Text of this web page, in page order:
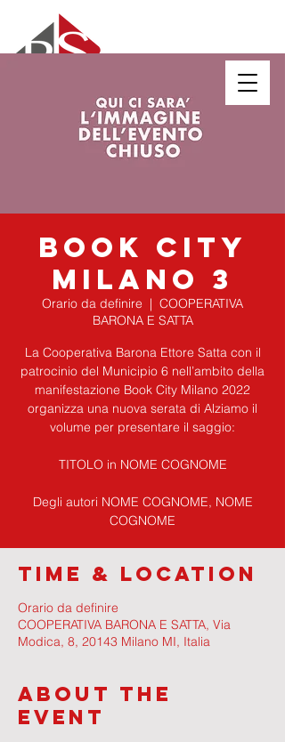
BOOK CITY
MILANO 3
Orario da definire
  |
COOPERATIVA
BARONA E SATTA
La Cooperativa Barona Ettore Satta con il
patrocinio del Municipio 6 nell’ambito della
manifestazione Book City Milano 2022
organizza una nuova serata di Alziamo il
volume per presentare il saggio:
TITOLO in NOME COGNOME
Degli autori NOME COGNOME, NOME
COGNOME
Time & Location
Orario da definire
COOPERATIVA BARONA E SATTA, Via
Modica, 8, 20143 Milano MI, Italia
About The
Event